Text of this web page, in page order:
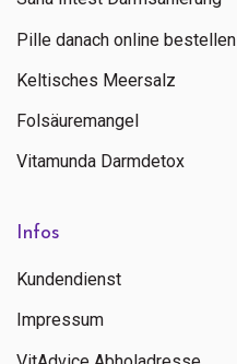
Pille danach online bestellen
Keltisches Meersalz
Folsäuremangel
Vitamunda Darmdetox
Infos
Kundendienst
Impressum